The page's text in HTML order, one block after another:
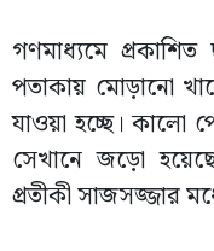
গণমাধ্যমে
পতাকায় মোড়ানো
যাওয়া হচ্ছে। কালো
সেখানে জড়ো
প্রতীকী সাজসজ্জার